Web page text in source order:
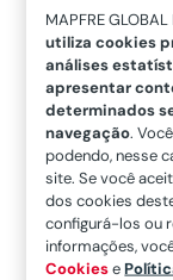
MAPFRE GLOBAL
utiliza cookies
análises
apresentar
determinados
navegação.
podendo, nesse
site. Se você
dos cookies
configurá-los ou
informações,
Cookiese